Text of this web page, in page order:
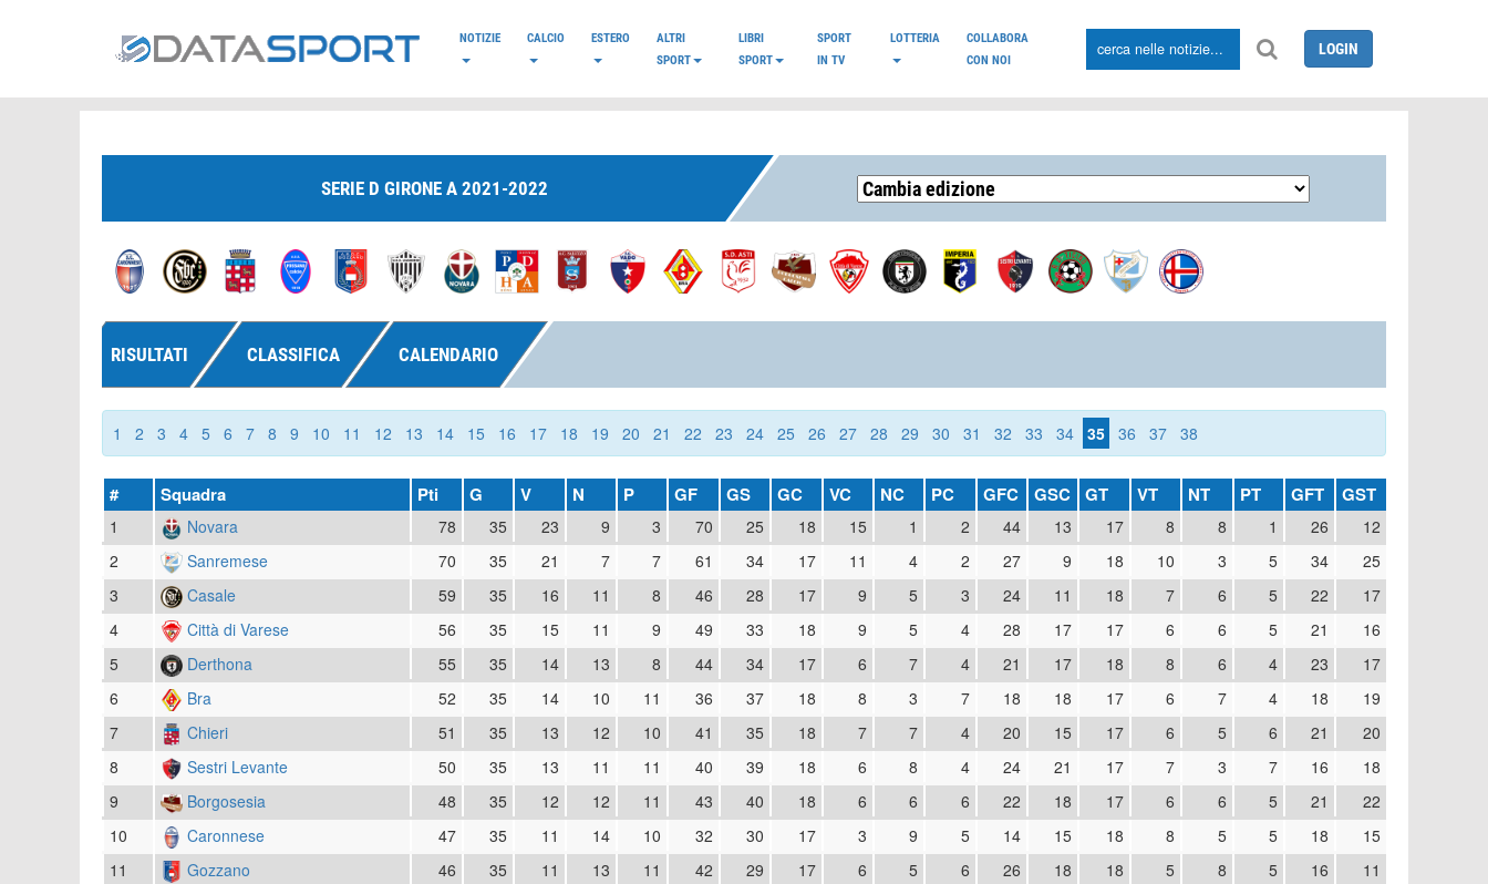
NOTIZIE CALCIO ESTERO
ALTRI
SPORT
LIBRI
SPORT
SPORT
IN TV
LOTTERIA
COLLABORA
CON NOI
LOGIN
SERIE D GIRONE A 2021-2022
RISULTATI CLASSIFICA CALENDARIO
1 2 3 4 5 6 7 8 9 10 11 12 13 14 15 16 17 18 19 20 21 22 23 24 25 26 27 28 29 30 31 32 33 34 35 36 37 38
# Squadra Pti G V N P GF GS GC VC NC PC GFC GSC GT VT NT PT GFT GST
1 Novara 78 35 23 9 3 70 25 18 15 1 2 44 13 17 8 8 1 26
12
2
Sanremese 70 35 21 7 7 61 34 17 11 4 2 27 9 18 10 3 5 34
25
3
Casale 59 35 16 11 8 46 28 17 9 5 3 24 11 18 7 6 5 22
17
4
Città di Varese 56 35 15 11 9 49 33 18 9 5 4 28 17 17 6 6 5 21
16
5
Derthona 55 35 14 13 8 44 34 17 6 7 4 21 17 18 8 6 4 23
17
6
Bra 52 35 14 10 11 36 37 18 8 3 7 18 18 17 6 7 4 18
19
7
Chieri 51 35 13 12 10 41 35 18 7 7 4 20 15 17 6 5 6 21
20
8
Sestri Levante 50 35 13 11 11 40 39 18 6 8 4 24 21 17 7 3 7 16
18
9
Borgosesia 48 35 12 12 11 43 40 18 6 6 6 22 18 17 6 6 5 21
22
10
Caronnese 47 35 11 14 10 32 30 17 3 9 5 14 15 18 8 5 5 18
15
11
Gozzano 46 35 11 13 11 42 29 17 6 5 6 26 18 18 5 8 5 16
11